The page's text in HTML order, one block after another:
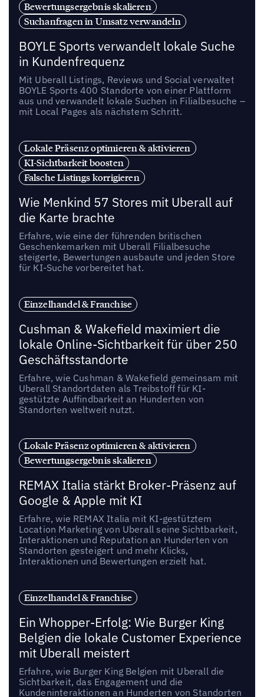
Bewertungsergebnis skalieren
Suchanfragen in Umsatz verwandeln
BOYLE Sports verwandelt lokale Suche
in Kundenfrequenz
Mit Uberall Listings, Reviews und Social verwaltet
BOYLE Sports 400 Standorte von einer Plattform
aus und verwandelt lokale Suchen in Filialbesuche –
mit Local Pages als nächstem Schritt.
Lokale Präsenz optimieren & aktivieren
KI-Sichtbarkeit boosten
Falsche Listings korrigieren
Wie Menkind 57 Stores mit Uberall auf
die Karte brachte
Erfahre, wie eine der führenden britischen
Geschenkemarken mit Uberall Filialbesuche
steigerte, Bewertungen ausbaute und jeden Store
für KI-Suche vorbereitet hat.
Einzelhandel & Franchise
Cushman & Wakefield maximiert die
lokale Online-Sichtbarkeit für über 250
Geschäftsstandorte
Erfahre, wie Cushman & Wakefield gemeinsam mit
Uberall Standortdaten als Treibstoff für KI-
gestützte Auffindbarkeit an Hunderten von
Standorten weltweit nutzt.
Lokale Präsenz optimieren & aktivieren
Bewertungsergebnis skalieren
REMAX Italia stärkt Broker-Präsenz auf
Google & Apple mit KI
Erfahre, wie REMAX Italia mit KI-gestütztem
Location Marketing von Uberall seine Sichtbarkeit,
Interaktionen und Reputation an Hunderten von
Standorten gesteigert und mehr Klicks,
Interaktionen und Bewertungen erzielt hat.
Einzelhandel & Franchise
Ein Whopper-Erfolg: Wie Burger King
Belgien die lokale Customer Experience
mit Uberall meistert
Erfahre, wie Burger King Belgien mit Uberall die
Sichtbarkeit, das Engagement und die
Kundeninteraktionen an Hunderten von Standorten